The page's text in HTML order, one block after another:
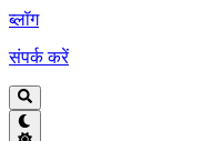
ब्लॉग
संपर्क करें